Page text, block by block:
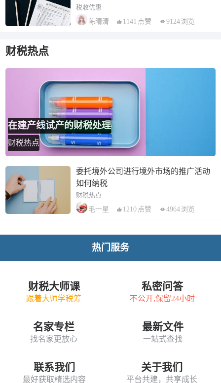
税收优惠
陈晴清
1141 点赞 9124 浏览
财税热点
在建产线试产的财税处理
财税热点
委托境外公司进行境外市场的推广活动
如何纳税
财税热点
毛一星
1210 点赞 4964 浏览
热门服务
财税大师课
跟着大师学税筹
私密问答
不公开,保留24小时
名家专栏
找名家更放心
最新文件
一站式查找
联系我们
最好获取精选内容
关于我们
平台共建，共享成长